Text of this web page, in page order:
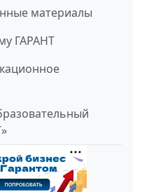
материалы
ГАРАНТ